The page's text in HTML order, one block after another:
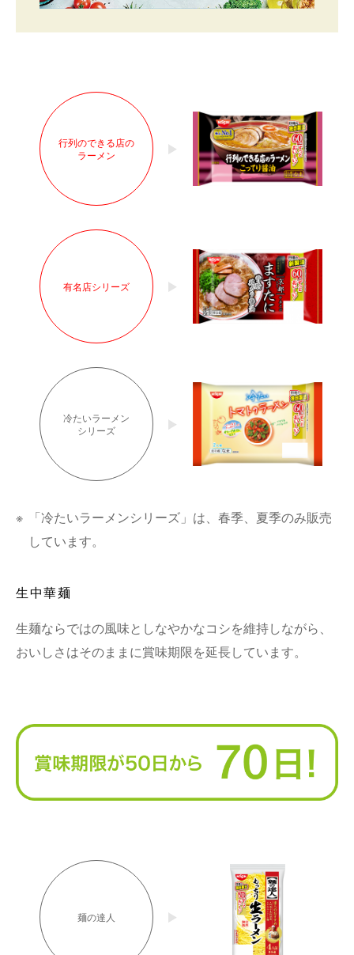
行列のできる店の
ラーメン
有名店シリーズ
冷たいラーメン
シリーズ
※
「冷たいラーメンシリーズ」は、春季、夏季のみ販売
しています。
生中華麺
生麺ならではの風味としなやかなコシを維持しながら、
おいしさはそのままに賞味期限を延長しています。
麺の達人